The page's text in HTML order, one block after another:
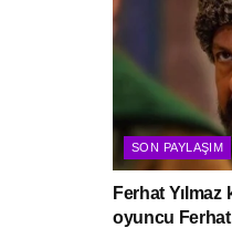
SON PAYLAŞIM
Ferhat
oyuncu Ferhat